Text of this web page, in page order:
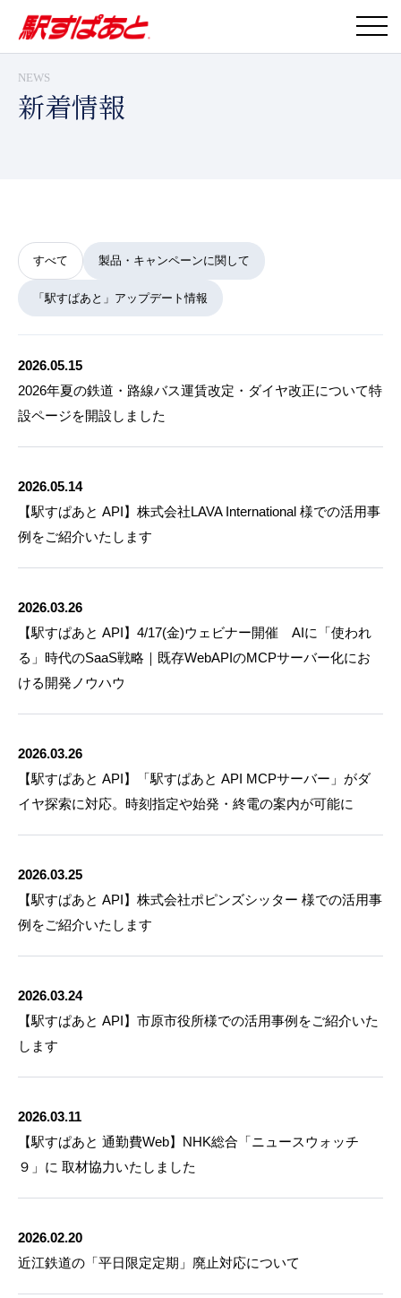
NEWS
新着情報
すべて 製品・キャンペーンに関して
「駅すぱあと」アップデート情報
2026.05.15
2026年夏の鉄道・路線バス運賃改定・ダイヤ改正について特
設ページを開設しました
2026.05.14
【駅すぱあと API】株式会社LAVA International 様での活用事
例をご紹介いたします
2026.03.26
【駅すぱあと API】4/17(金)ウェビナー開催 AIに「使われ
る」時代のSaaS戦略｜既存WebAPIのMCPサーバー化にお
ける開発ノウハウ
2026.03.26
【駅すぱあと API】「駅すぱあと API MCPサーバー」がダ
イヤ探索に対応。時刻指定や始発・終電の案内が可能に
2026.03.25
【駅すぱあと API】株式会社ポピンズシッター 様での活用事
例をご紹介いたします
2026.03.24
【駅すぱあと API】市原市役所様での活用事例をご紹介いた
します
2026.03.11
【駅すぱあと 通勤費Web】NHK総合「ニュースウォッチ
９」に 取材協力いたしました
2026.02.20
近江鉄道の「平日限定定期」廃止対応について